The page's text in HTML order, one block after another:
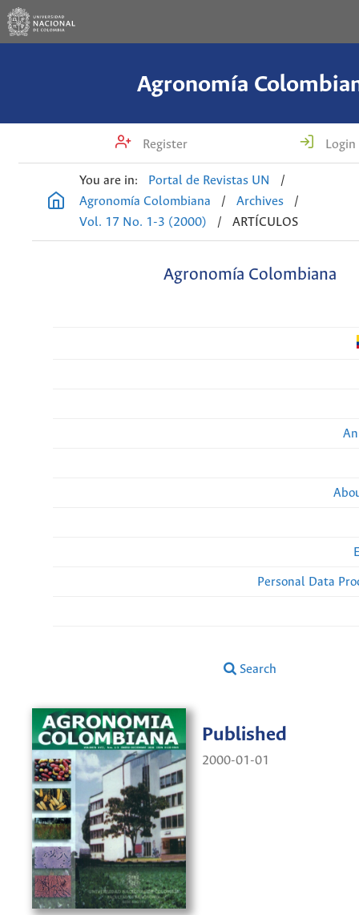
Agronomía
Register Login
You are in: Portal de Revistas UN
/
Agronomía Colombiana
/ Archives
/
Vol. 17 No. 1-3 (2000)
/ ARTÍCULOS
Agronomía Colombiana
Personal Data
Search
Published
2000-01-01